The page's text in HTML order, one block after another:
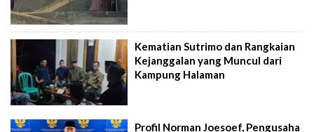
Kematian Sutrimo dan Rangkaian
Kejanggalan yang Muncul dari
Kampung Halaman
Profil Norman Joesoef, Pengusaha